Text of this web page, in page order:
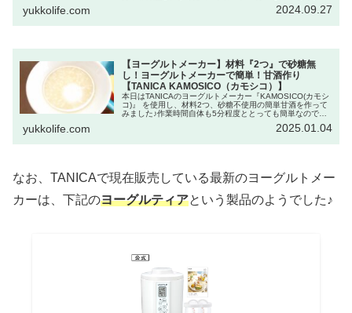
yukkolife.com 2024.09.27
【ヨーグルトメーカー】材料『2つ』で砂糖無
し！ヨーグルトメーカーで簡単！甘酒作り
【TANICA KAMOSICO（カモシコ）】
本日はTANICAのヨーグルトメーカー『KAMOSICO(カモシ
コ)』 を使用し、材料2つ、砂糖不使用の簡単甘酒を作って
みました♪作業時間自体も5分程度ととっても簡単なので、
yukkolife.com 2025.01.04
なお、TANICAで現在販売している最新のヨーグルトメー
カーは、下記のヨーグルティアという製品のようでした♪